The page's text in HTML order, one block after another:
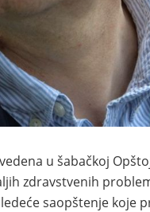
u šabačkoj
zdravstvenih
saopštenje koje